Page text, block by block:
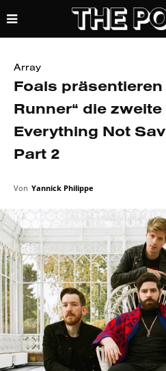
Array
Foals präsentieren
Runner“ die
Everything Not
Part 2
Von Yannick Philippe